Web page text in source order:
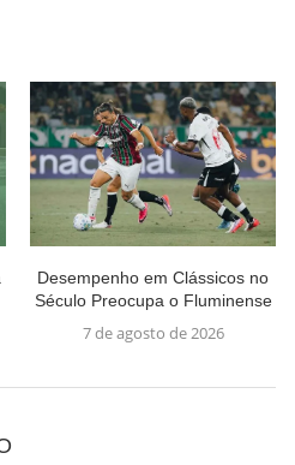
Desempenho em Clássicos no
Século Preocupa o Fluminense
7 de agosto de 2026